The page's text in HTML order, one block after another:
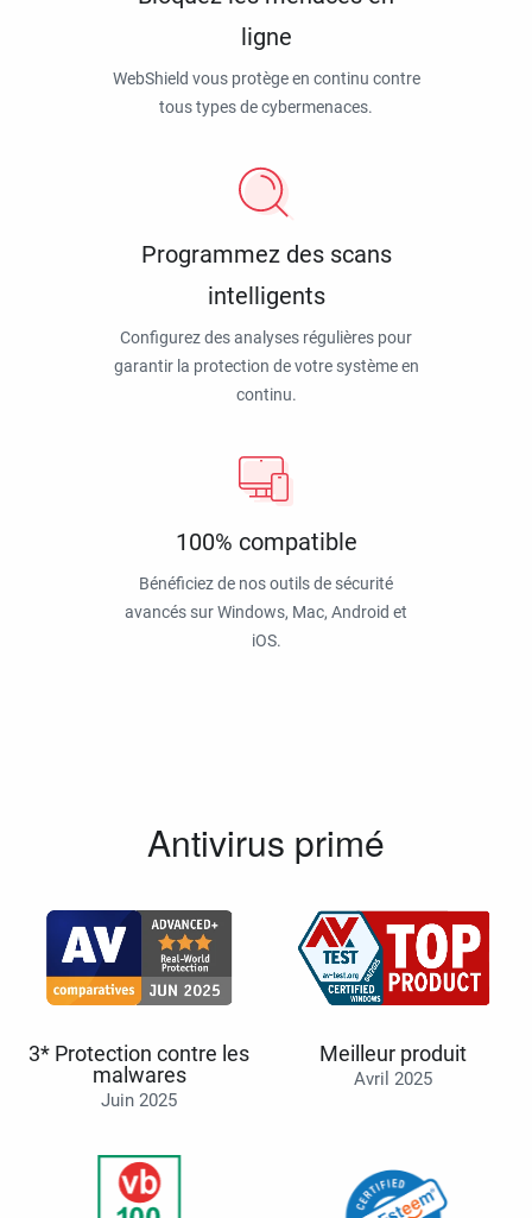
ligne
WebShield vous protège en continu contre
tous types de cybermenaces.
Programmez des scans
intelligents
Configurez des analyses régulières pour
garantir la protection de votre système en
continu.
100% compatible
Bénéficiez de nos outils de sécurité
avancés sur Windows, Mac, Android et
iOS.
Antivirus primé
3* Protection contre les
malwares
Juin 2025
Meilleur produit
Avril 2025